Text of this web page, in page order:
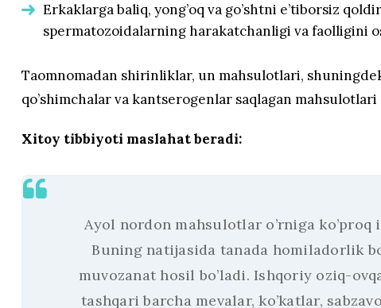
Erkaklarga baliq, yong’oq va go’shtni e’tiborsiz
spermatozoidalarning harakatchanligi va faolligini
Taomnomadan shirinliklar, un mahsulotlari,
qo’shimchalar va kantserogenlar saqlagan
Xitoy tibbiyoti maslahat beradi:
Ayol nordon mahsulotlar o’rniga
Buning natijasida tanada homiladorlik
muvozanat hosil bo’ladi. Ishqoriy oziq-
tashqari barcha mevalar, ko’katlar,